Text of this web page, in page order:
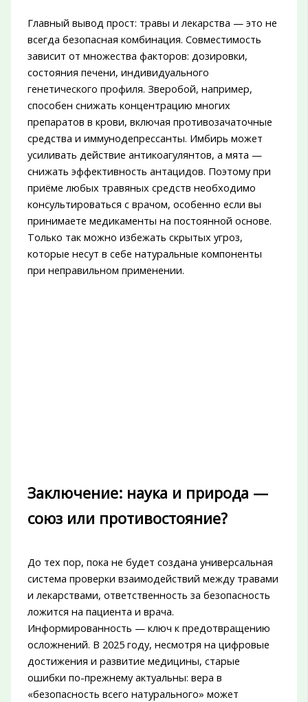
Главный вывод прост: травы и лекарства — это не
всегда безопасная комбинация. Совместимость
зависит от множества факторов: дозировки,
состояния печени, индивидуального
генетического профиля. Зверобой, например,
способен снижать концентрацию многих
препаратов в крови, включая противозачаточные
средства и иммунодепрессанты. Имбирь может
усиливать действие антикоагулянтов, а мята —
снижать эффективность антацидов. Поэтому при
приёме любых травяных средств необходимо
консультироваться с врачом, особенно если вы
принимаете медикаменты на постоянной основе.
Только так можно избежать скрытых угроз,
которые несут в себе натуральные компоненты
при неправильном применении.
Заключение: наука и природа —
союз или противостояние?
До тех пор, пока не будет создана универсальная
система проверки взаимодействий между травами
и лекарствами, ответственность за безопасность
ложится на пациента и врача.
Информированность — ключ к предотвращению
осложнений. В 2025 году, несмотря на цифровые
достижения и развитие медицины, старые
ошибки по-прежнему актуальны: вера в
«безопасность всего натурального» может